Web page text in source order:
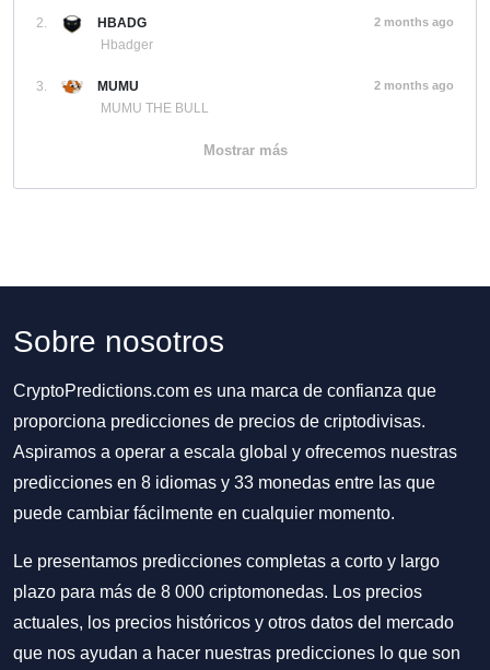
2.
HBADG
Hbadger
2 months ago
3.
MUMU
MUMU THE BULL
2 months ago
Mostrar más
Sobre nosotros
CryptoPredictions.com es una marca de confianza que
proporciona predicciones de precios de criptodivisas.
Aspiramos a operar a escala global y ofrecemos nuestras
predicciones en 8 idiomas y 33 monedas entre las que
puede cambiar fácilmente en cualquier momento.
Le presentamos predicciones completas a corto y largo
plazo para más de 8 000 criptomonedas. Los precios
actuales, los precios históricos y otros datos del mercado
que nos ayudan a hacer nuestras predicciones lo que son